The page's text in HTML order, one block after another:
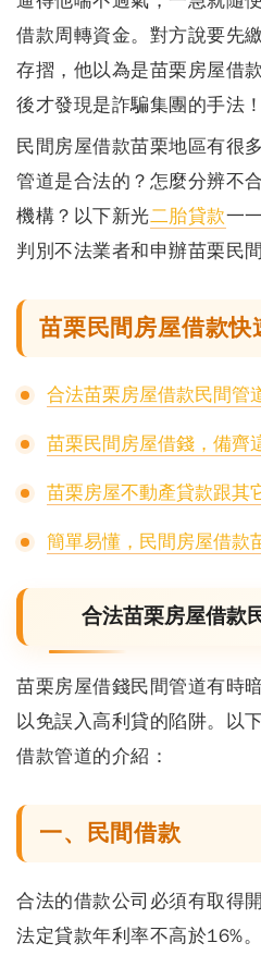
借款周轉資金。 對方說要先
存摺，他以為是苗栗房屋借
後才發現是詐騙集團的手法！
民間房屋借款苗栗地區有很
管道是合法的？ 怎麼分辨不
機構？ 以下新光二胎貸款一
判別不法業者和申辦苗栗民
苗栗民間房屋借款快
合法苗栗房屋借款民間管
苗栗民間房屋借錢，備齊
苗栗房屋不動產貸款跟其
簡單易懂，民間房屋借款
合法苗栗房屋借款
苗栗房屋借錢民間管道有時
以免誤入高利貸的陷阱。 以
借款管道的介紹：
一、民間借款
合法的借款公司必須有取得
法定貸款年利率不高於16%。